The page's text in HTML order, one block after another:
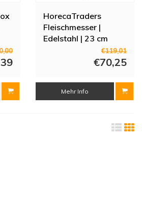
HorecaTraders
Fleischmesser |
Edelstahl | 23 cm
€119,01
€70,25
Mehr Info